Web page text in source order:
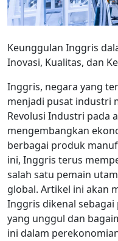
Keunggulan Inggris
Inovasi, Kualitas, dan
Inggris, negara yang
menjadi pusat industri
Revolusi Industri pada
mengembangkan
berbagai produk
ini, Inggris terus
salah satu pemain
global. Artikel ini akan
Inggris dikenal
yang unggul dan
ini dalam